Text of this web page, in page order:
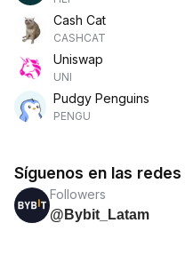
Cash Cat
CASHCAT
Uniswap
UNI
Pudgy Penguins
PENGU
Síguenos en las
Followers
@Bybit_Latam